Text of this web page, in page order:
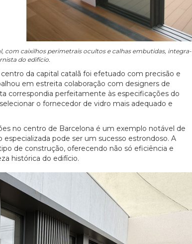
com caixilhos perimetrais ocultos e calhas embutidas, integra-
do edifício.
da capital catalã foi efetuado com precisão e
em estreita colaboração com designers de
correspondia perfeitamente às especificações do
o fornecedor de vidro mais adequado e
no centro de Barcelona é um exemplo notável de
pode ser um sucesso estrondoso. A
de construção, oferecendo não só eficiência e
histórica do edifício.